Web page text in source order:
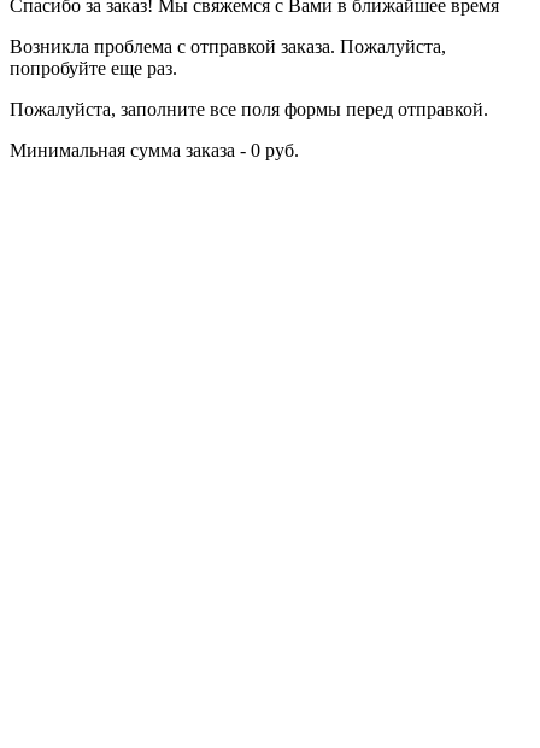
Спасибо за заказ! Мы свяжемся с Вами в ближайшее время
Возникла проблема с отправкой заказа. Пожалуйста,
попробуйте еще раз.
Пожалуйста, заполните все поля формы перед отправкой.
Минимальная сумма заказа - 0 руб.